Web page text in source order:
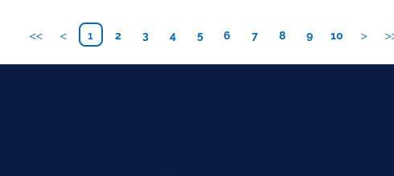
1 2 3 4 5 6 7 8 9 10